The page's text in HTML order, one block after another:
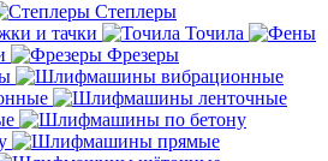
Степлеры
и тачки
Точила
Фрезеры